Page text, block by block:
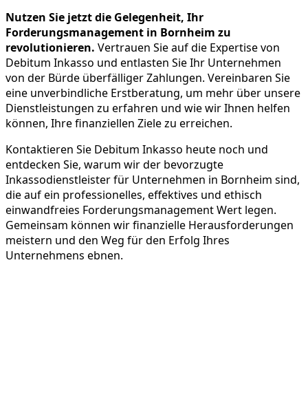
Nutzen Sie jetzt die Gelegenheit, Ihr
Forderungsmanagement in Bornheim zu
revolutionieren. Vertrauen Sie auf die Expertise von
Debitum Inkasso und entlasten Sie Ihr Unternehmen
von der Bürde überfälliger Zahlungen. Vereinbaren Sie
eine unverbindliche Erstberatung, um mehr über unsere
Dienstleistungen zu erfahren und wie wir Ihnen helfen
können, Ihre finanziellen Ziele zu erreichen.
Kontaktieren Sie Debitum Inkasso heute noch und
entdecken Sie, warum wir der bevorzugte
Inkassodienstleister für Unternehmen in Bornheim sind,
die auf ein professionelles, effektives und ethisch
einwandfreies Forderungsmanagement Wert legen.
Gemeinsam können wir finanzielle Herausforderungen
meistern und den Weg für den Erfolg Ihres
Unternehmens ebnen.